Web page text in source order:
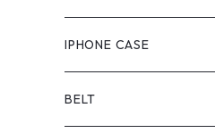
OUTER
スニーカー
サンダル
IPHONE CASE
BELT